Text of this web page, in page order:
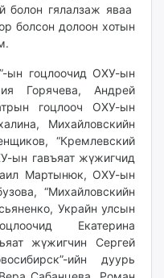
болон гялалзаж яваа
болсон долоон хотын
ын гоцлоочид ОХУ-ын
Горячева, Андрей
гоцлооч ОХУ-ын
Михайловскийн
“Кремлевский
ын гавъяат жүжигчид
Мартынюк, ОХУ-ын
“Михайловскийн
Украйн улсын
Екатерина
жүжигчин Сергей
ийн дуурь